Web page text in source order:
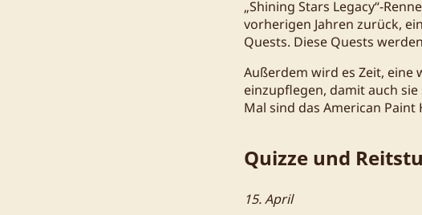
„Shining Stars Legacy“-
vorherigen Jahren zurück,
Quests. Diese Quests
Außerdem wird es Zeit, eine
einzupflegen, damit auch
Mal sind das American
Quizze und
15. April